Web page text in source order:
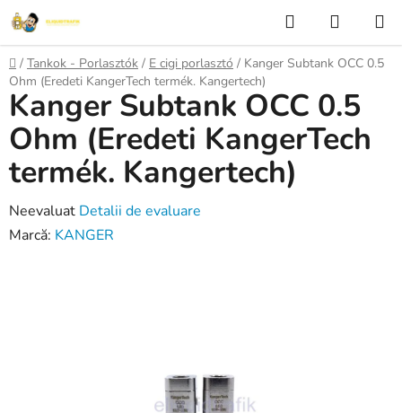
Treci
conținut
Căutare
DE
Acasă
/ Tankok - Porlasztók / E cigi porlasztó / Kanger Subtank OCC 0.5
Ohm (Eredeti KangerTech termék. Kangertech)
Kanger Subtank OCC 0.5
Ohm (Eredeti KangerTech
termék. Kangertech)
Evaluarea
medie
Neevaluat Detalii de evaluare
Marcă: KANGER